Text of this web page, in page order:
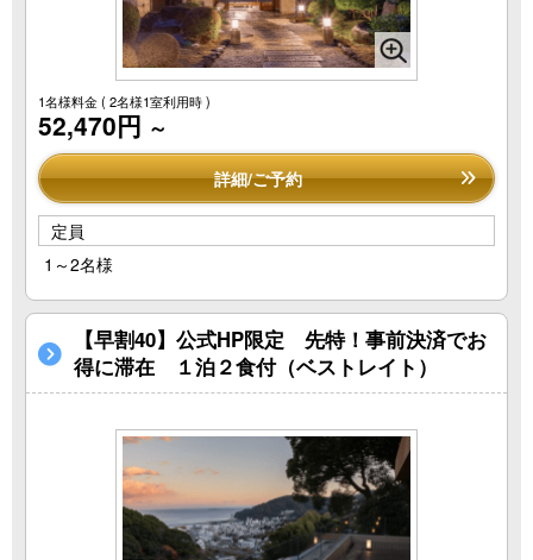
1名様料金( 2名様1室利用時 )
52,470円 ～
詳細/ご予約
定員
1～2名様
【早割40】公式HP限定 先特！事前決済でお
得に滞在 １泊２食付（ベストレイト）